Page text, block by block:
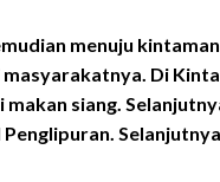
menuju
Di
siang.